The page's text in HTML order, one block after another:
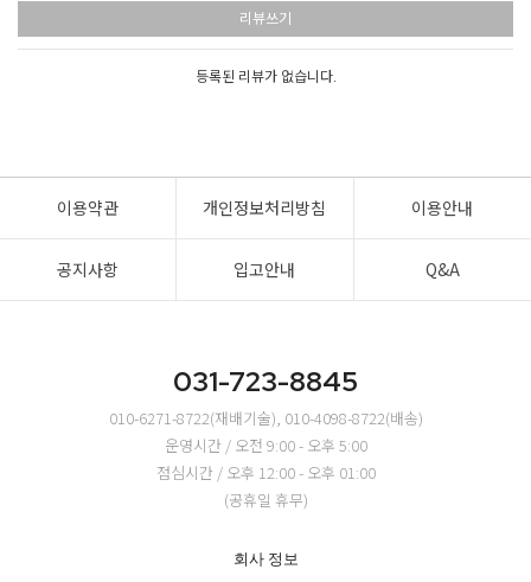
리뷰쓰기
등록된 리뷰가 없습니다.
이용약관 개인정보처리방침 이용안내
공지사항 입고안내 Q&A
031-723-8845
010-6271-8722(재배기술), 010-4098-8722(배송)
운영시간 / 오전 9:00 - 오후 5:00
점심시간 / 오후 12:00 - 오후 01:00
(공휴일 휴무)
회사 정보